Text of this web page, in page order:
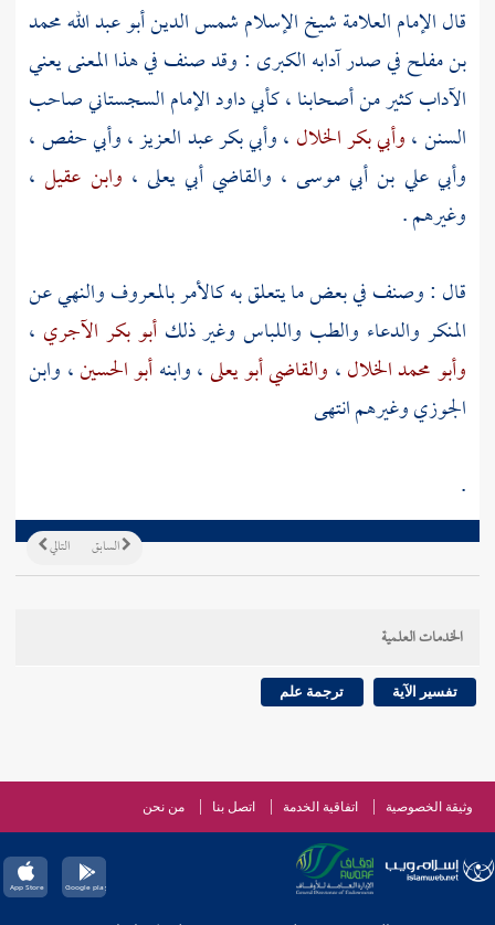
قال الإمام العلامة شيخ الإسلام شمس الدينأبو عبد الله محمد
بن مفلحفي صدر آدابه الكبرى : وقد صنف في هذا المعنى يعني
الآداب كثير من أصحابنا ،كأبي داود الإمام السجستانيصاحب
السنن ،وأبي بكر الخلال ،وأبي بكر عبد العزيز،وأبي حفص،
وأبي علي بن أبي موسى ، والقاضي أبي يعلى ، وابن عقيل ،
وغيرهم .
قال : وصنف في بعض ما يتعلق به كالأمر بالمعروف والنهي عن
المنكر والدعاء والطب واللباس وغير ذلكأبو بكر الآجري ،
وأبو محمد الخلال، والقاضي أبو يعلى، وابنهأبو الحسين، وابن
الجوزيوغيرهم انتهى
.
التالي السابق
الخدمات العلمية
تفسير الآية ترجمة علم
وثيقة الخصوصية اتفاقية الخدمة اتصل بنا من نحن